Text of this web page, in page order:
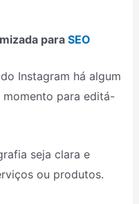
para SEO
Instagram há algum
para editá-
seja clara e
ou produtos.